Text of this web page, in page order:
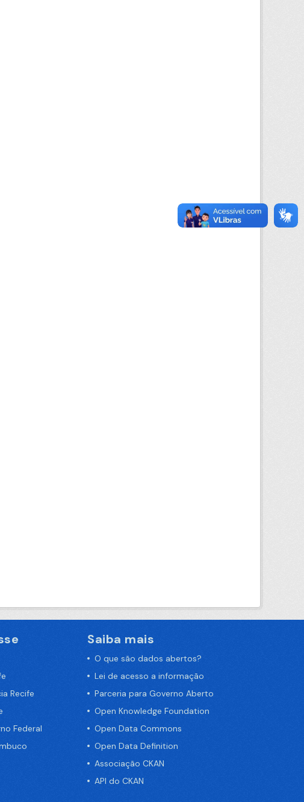
Recife
Federal
Saiba mais
O que são dados abertos?
Lei de acesso a informação
Parceria para Governo Aberto
Open Knowledge Foundation
Open Data Commons
Open Data Definition
Associação CKAN
API do CKAN